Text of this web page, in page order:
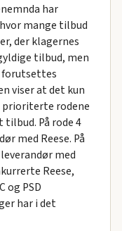
har
mange tilbud
der klagernes
tilbud, men
forutsettes
viser at det kun
prioriterte rodene
tilbud. På rode 4
med Reese. På
med
Reese,
og PSD
har i det